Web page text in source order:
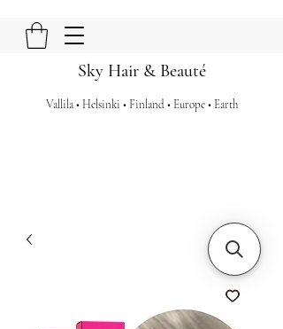
Sky Hair & Beauté
Vallila • Helsinki • Finland • Europe • Earth